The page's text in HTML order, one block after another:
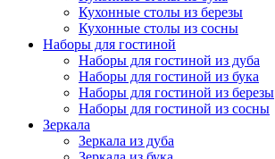
Кухонные столы из березы
Кухонные столы из сосны
Наборы для гостиной
Наборы для гостиной из дуба
Наборы для гостиной из бука
Наборы для гостиной из березы
Наборы для гостиной из сосны
Зеркала
Зеркала из дуба